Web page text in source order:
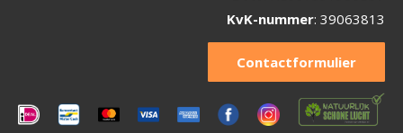
KvK-nummer: 39063813
Contactformulier